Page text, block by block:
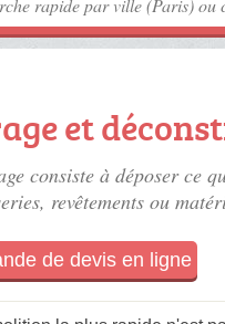
et
consiste à déposer ce
revêtements ou
de devis en ligne